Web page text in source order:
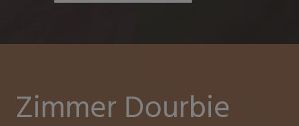
Zimmer Dourbie